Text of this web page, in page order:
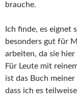
brauche.
Ich finde, es eignet
besonders gut für
arbeiten, da sie
Für Leute mit
ist das Buch
dass ich es